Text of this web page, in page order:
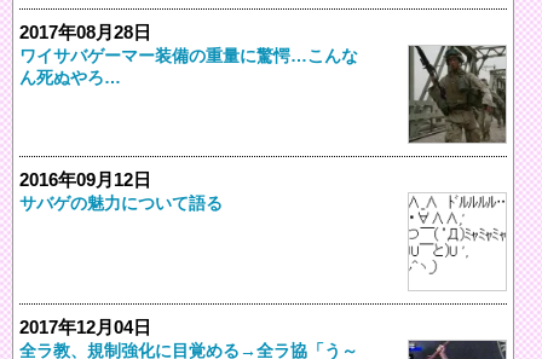
2017年08月28日
ワイサバゲーマー装備の重量に驚愕…こんな
ん死ぬやろ…
2016年09月12日
サバゲの魅力について語る
2017年12月04日
全ラ教、規制強化に目覚める→全ラ協「う～